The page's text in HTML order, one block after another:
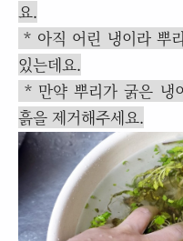
요.
* 아직 어린 냉이라 뿌
있는데요.
* 만약 뿌리가 굵은 냉
흙을 제거해주세요.